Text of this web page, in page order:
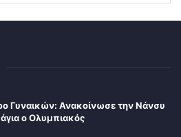
Γυναικών: Ανακοίνωσε την Νάνσυ
ο Ολυμπιακός